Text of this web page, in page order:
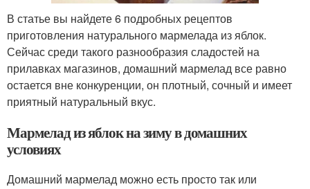
В статье вы найдете 6 подробных рецептов
приготовления натурального мармелада из яблок.
Сейчас среди такого разнообразия сладостей на
прилавках магазинов, домашний мармелад все равно
остается вне конкуренции, он плотный, сочный и имеет
приятный натуральный вкус.
Мармелад из яблок на зиму в домашних
условиях
Домашний мармелад можно есть просто так или